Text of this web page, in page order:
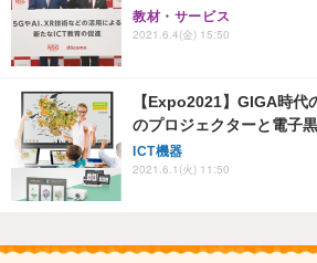
教材・サービス
2021.6.4(金) 15:50
【Expo2021】GIGA時
のプロジェクターと電子
ICT機器
2021.6.1(火) 11:50